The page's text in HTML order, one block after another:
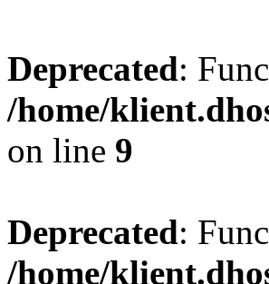
Deprecated:
/home/
on line 9
Deprecated:
/home/